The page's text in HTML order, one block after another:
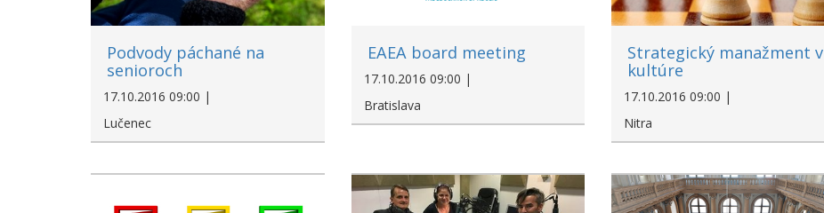
Podvody páchané na
senioroch
17.10.2016 09:00 |
Lučenec
EAEA board meeting
17.10.2016 09:00 |
Bratislava
Strategický manažment v
kultúre
17.10.2016 09:00 |
Nitra